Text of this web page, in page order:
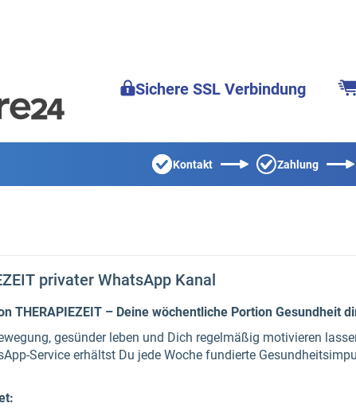
Sichere SSL Verbindung
Kontakt Zahlung
privater WhatsApp Kanal
THERAPIEZEIT – Deine wöchentliche Portion Gesundheit
gesünder leben und Dich regelmäßig motivieren
Service erhältst Du jede Woche fundierte